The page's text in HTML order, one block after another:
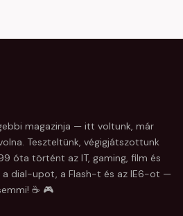
magazinja — itt voltunk, már
Teszteltünk, végigjátszottunk
óta történt az IT, gaming, film és
a dial-upot, a Flash-t és az IE6-ot —
☕ 🎮